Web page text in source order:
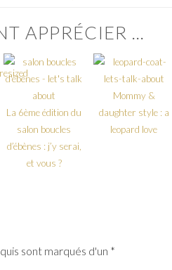
APPRÉCIER ...
La 6ème édition du
salon boucles
d’ébènes : j’y serai,
et vous ?
Mommy &
daughter style : a
leopard love
sont marqués d'un *